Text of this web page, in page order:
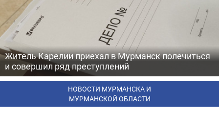
Житель Карелии приехал в Мурманск полечиться
и совершил ряд преступлений
НОВОСТИ МУРМАНСКА И
МУРМАНСКОЙ ОБЛАСТИ